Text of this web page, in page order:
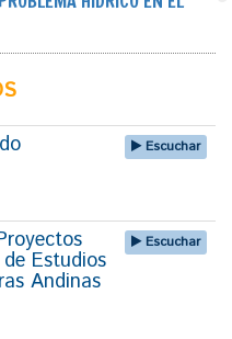
Escuchar
Estudios
Andinas
Escuchar